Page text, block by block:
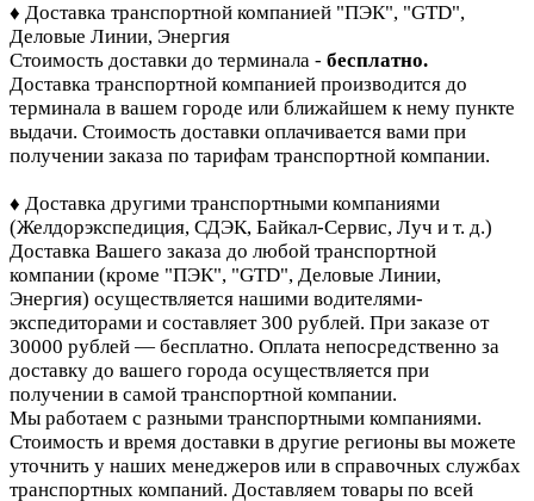
♦ Доставка транспортной компанией "ПЭК", "GTD",
Деловые Линии, Энергия
Стоимость доставки до терминала - бесплатно.
Доставка транспортной компанией производится до
терминала в вашем городе или ближайшем к нему пункте
выдачи. Стоимость доставки оплачивается вами при
получении заказа по тарифам транспортной компании.
♦ Доставка другими транспортными компаниями
(Желдорэкспедиция, СДЭК, Байкал-Сервис, Луч и т. д.)
Доставка Вашего заказа до любой транспортной
компании (кроме "ПЭК", "GTD", Деловые Линии,
Энергия) осуществляется нашими водителями-
экспедиторами и составляет 300 рублей. При заказе от
30000 рублей — бесплатно. Оплата непосредственно за
доставку до вашего города осуществляется при
получении в самой транспортной компании.
Мы работаем с разными транспортными компаниями.
Стоимость и время доставки в другие регионы вы можете
уточнить у наших менеджеров или в справочных службах
транспортных компаний. Доставляем товары по всей